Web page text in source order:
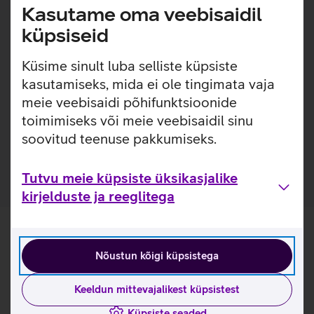
Kasutame oma veebisaidil
küpsiseid
Küsime sinult luba selliste küpsiste
kasutamiseks, mida ei ole tingimata vaja
meie veebisaidi põhifunktsioonide
toimimiseks või meie veebisaidil sinu
soovitud teenuse pakkumiseks.
Tutvu meie küpsiste üksikasjalike
kirjelduste ja reeglitega
Nõustun kõigi küpsistega
Keeldun mittevajalikest küpsistest
Kaitseklaas on kriimustustele 3x vastupidavam, kui
eelneva generatsiooni PanzerGlass kaitseklaasid.
(Eelnev generatsioon - 2024 aastal välja tulnud
PanzerGlass kaitseklaasid).
Pakendis on kaasas raam, mis teeb koduse kaitseklaasi
paigalduse mugavamaks.
Paigaldusraam on valmistatud 100% taaskasutatud
plastikust.
Kaitseklaas on valmistatud 60% taaskasutatud klaasist.